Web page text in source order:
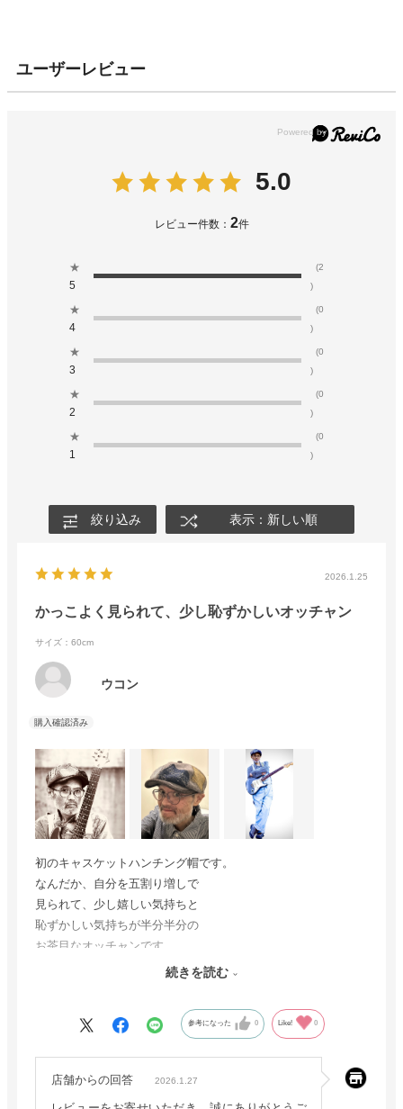
ユーザーレビュー
5.0
レビュー件数： 2件
★
5
(2
)
★
4
(0
)
★
3
(0
)
★
2
(0
)
★
1
(0
)
絞り込み 表示：新しい順
2026.1.25
かっこよく見られて、少し恥ずかしいオッチャン
サイズ：60cm
ウコン
初のキャスケットハンチング帽です。
なんだか、自分を五割り増しで
見られて、少し嬉しい気持ちと
恥ずかしい気持ちが半分半分の
お茶目なオッチャンです。
今度は春夏ものまたはオールシーズン対応の
続きを読む
参考になった 0 Like! 0
店舗からの回答 2026.1.27